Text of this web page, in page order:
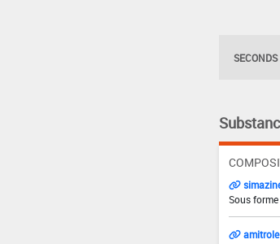
Sous
amitrole